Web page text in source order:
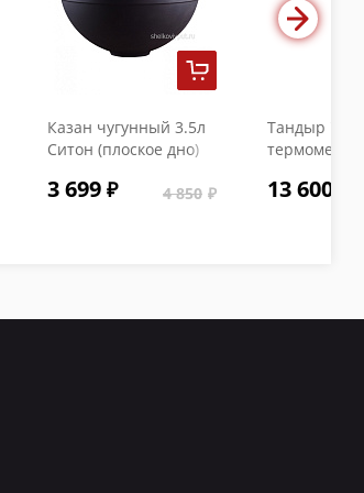
Казан чугунный 3.5л
Ситон (плоское дно)
3 699 4 850
Тандыр
13 600